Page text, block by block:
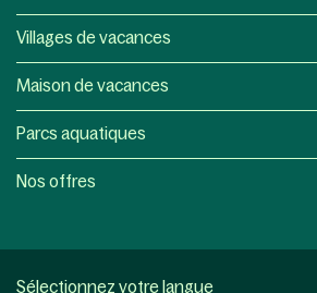
Villages de vacances
Maison de vacances
Parcs aquatiques
Nos offres
Sélectionnez votre langue